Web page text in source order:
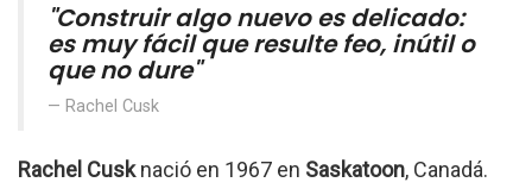
"Construir algo nuevo es delicado:
es muy fácil que resulte feo, inútil o
que no dure"
Rachel Cusk
Rachel Cusknació en 1967 en Saskatoon, Canadá.